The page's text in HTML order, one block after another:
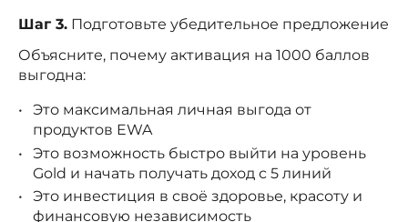
Шаг 3. Подготовьте убедительное предложение
Объясните, почему активация на 1000 баллов
выгодна:
Это максимальная личная выгода от
продуктов EWA
Это возможность быстро выйти на уровень
Gold и начать получать доход с 5 линий
Это инвестиция в своё здоровье, красоту и
финансовую независимость